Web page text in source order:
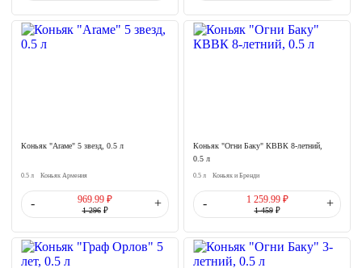
Коньяк "Аrаме" 5 звезд, 0.5 л
0.5 л Коньяк Армения
- 969.99 ₽
1 296₽
+
Коньяк "Огни Баку" КВВК 8-летний,
0.5 л
0.5 л Коньяк и Бренди
- 1 259.99 ₽
1 459₽
+